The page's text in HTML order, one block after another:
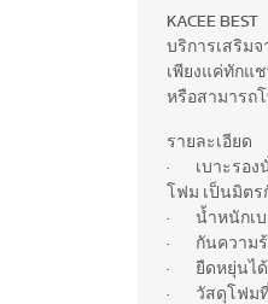
KACEE BEST
บริการเสริม
เพียงแค่ทักแ
หรือสามารถโ
รายละเอียด
· เบาะรองนั่
โฟม เป็นมิต
· น้ำหนักเบ
· กันความร้
· ยืดหยุ่นได้
· วัสดุโฟมที่